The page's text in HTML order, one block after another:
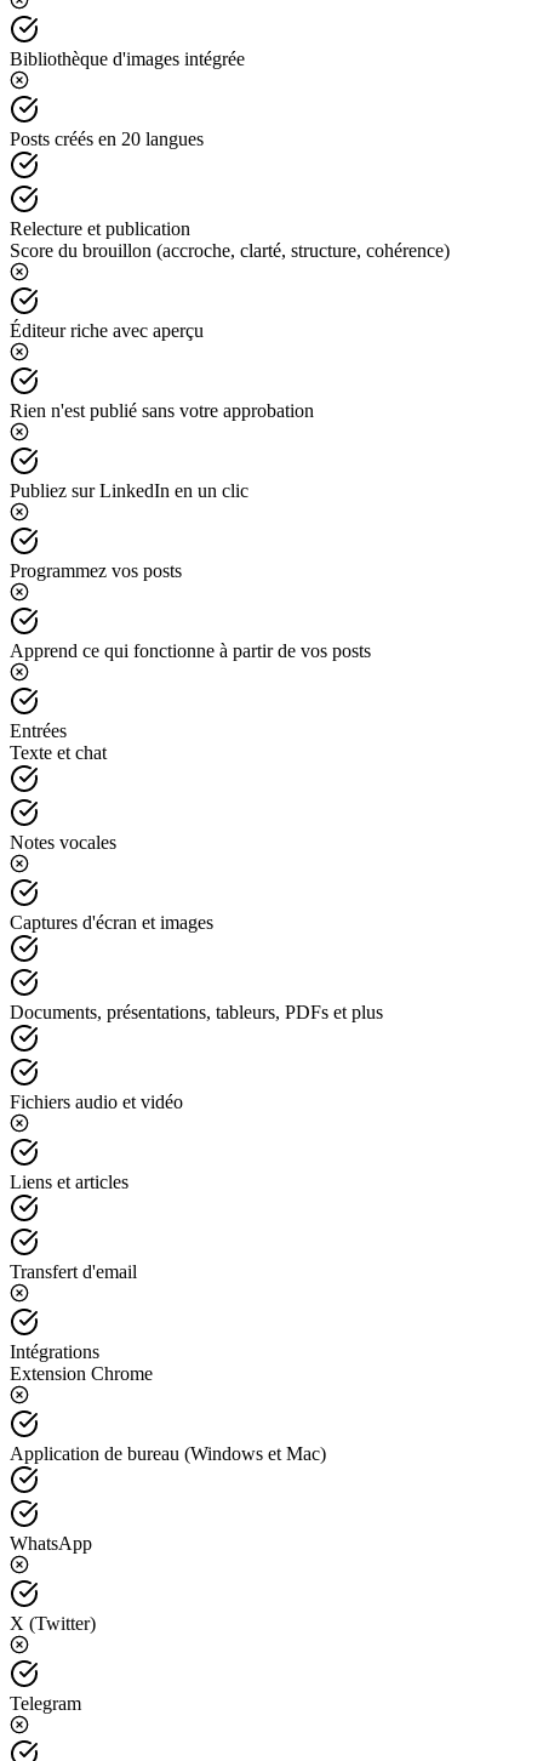
Bibliothèque d'images intégrée
Posts créés en 20 langues
Relecture et publication
Score du brouillon (accroche, clarté, structure, cohérence)
Éditeur riche avec aperçu
Rien n'est publié sans votre approbation
Publiez sur LinkedIn en un clic
Programmez vos posts
Apprend ce qui fonctionne à partir de vos posts
Entrées
Texte et chat
Notes vocales
Captures d'écran et images
Documents, présentations, tableurs, PDFs et plus
Fichiers audio et vidéo
Liens et articles
Transfert d'email
Intégrations
Extension Chrome
Application de bureau (Windows et Mac)
WhatsApp
X (Twitter)
Telegram